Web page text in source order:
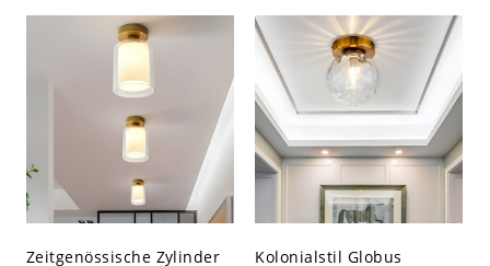
Braun 110V-120V 30,48 cm
Zeitgenössische Zylinder
Kolonialstil Globus